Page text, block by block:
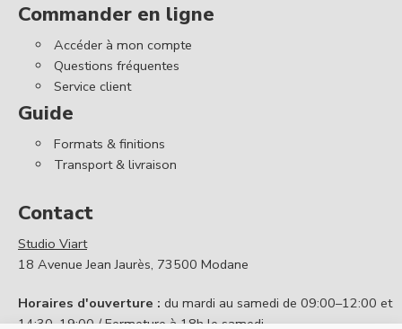
Commander en ligne
Accéder à mon compte
Questions fréquentes
Service client
Guide
Formats & finitions
Transport & livraison
Contact
Studio Viart
18 Avenue Jean Jaurès, 73500 Modane
Horaires d'ouverture : du mardi au samedi de 09:00–12:00 et
14:30–19:00 / Fermeture à 18h le samedi